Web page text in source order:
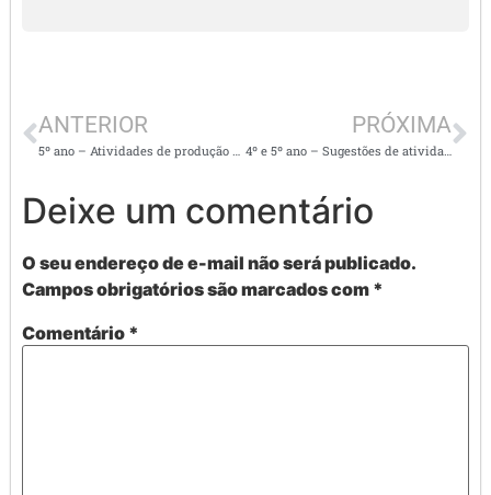
ANTERIOR
5º ano – Atividades de produção de texto
PRÓXIMA
4º e 5º ano – Sugestões de atividades de produção de texto
Deixe um comentário
O seu endereço de e-mail não será publicado.
Campos obrigatórios são marcados com *
Comentário *